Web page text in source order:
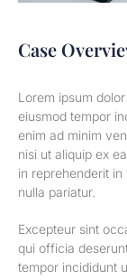
Case
Lorem ipsum
eiusmod tempor
enim ad minim
nisi ut aliquip ex
in reprehenderit
nulla pariatur.
Excepteur sint
qui officia
tempor incididunt